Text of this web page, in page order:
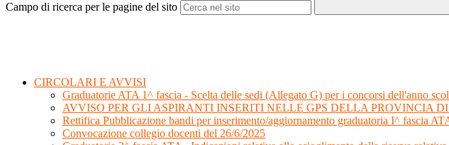
Campo di ricerca per le pagine del sito
CIRCOLARI E AVVISI
Graduatorie ATA 1^ fascia - Scelta delle sedi (Allegato G) per i concorsi dell'anno
AVVISO PER GLI ASPIRANTI INSERITI NELLE GPS DELLA PROVINCIA
Rettifica Pubblicazione bandi per inserimento/aggiornamento graduatoria I^ fascia
Convocazione collegio docenti del 26/6/2025